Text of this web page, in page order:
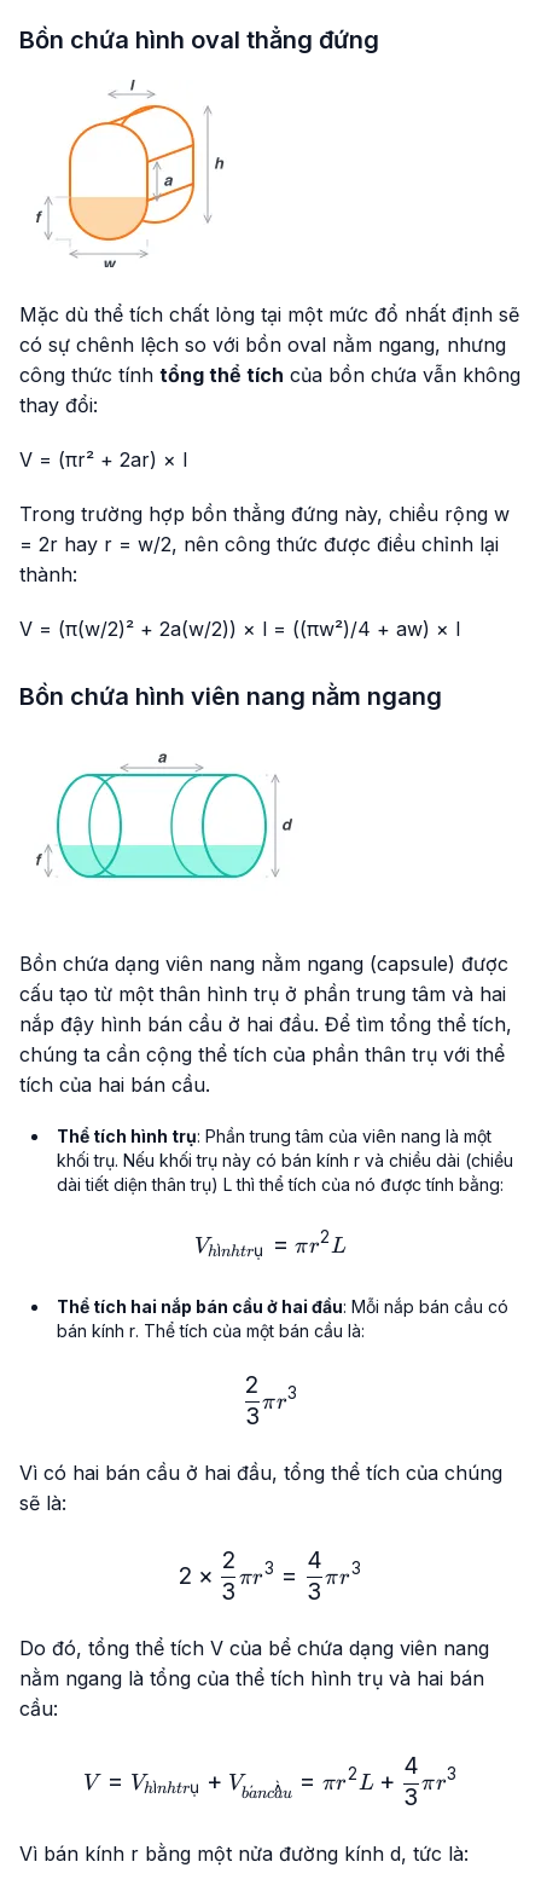
Bồn chứa hình oval thẳng đứng
Mặc dù thể tích chất lỏng tại một mức đổ nhất định sẽ
có sự chênh lệch so với bồn oval nằm ngang, nhưng
công thức tính tổng thể tích của bồn chứa vẫn không
thay đổi:
V = (πr² + 2ar) × l
Trong trường hợp bồn thẳng đứng này, chiều rộng w
= 2r hay r = w/2, nên công thức được điều chỉnh lại
thành:
V = (π(w/2)² + 2a(w/2)) × l = ((πw²)/4 + aw) × l
Bồn chứa hình viên nang nằm ngang
Bồn chứa dạng viên nang nằm ngang (capsule) được
cấu tạo từ một thân hình trụ ở phần trung tâm và hai
nắp đậy hình bán cầu ở hai đầu. Để tìm tổng thể tích,
chúng ta cần cộng thể tích của phần thân trụ với thể
tích của hai bán cầu.
Thể tích hình trụ: Phần trung tâm của viên nang là một
khối trụ. Nếu khối trụ này có bán kínhr và chiều dài (chiều
dài tiết diện thân trụ)Lthì thể tích của nó được tính bằng:
V_{hình trụ} = \pi r^2 L
Vhı
ˋnhtrụ = πr2L
Thể tích hai nắp bán cầu ở hai đầu: Mỗi nắp bán cầu có
bán kínhr. Thể tích của một bán cầu là:
\frac{2}{3}\pi r^3
3
2
πr3
Vì có hai bán cầu ở hai đầu, tổng thể tích của chúng
sẽ là:
2 \times \frac{2}{3}\pi
2 ×
3
2
πr3 =
3
4
πr3
Do đó, tổng thể tích V của bể chứa dạng viên nang
nằm ngang là tổng của thể tích hình trụ và hai bán
cầu:
V = V_{hình trụ} +
V = Vhı
ˋnhtrụ + Vba
ˊnca
^
ˋu = πr2L +
3
4
πr3
Vì bán kính r bằng một nửa đường kính d, tức là: